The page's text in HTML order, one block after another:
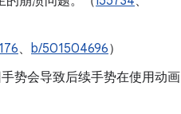
、 b/501504696）
势会导致后续手势在使用动画